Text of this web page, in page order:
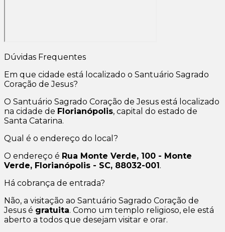
Dúvidas Frequentes
Em que cidade está localizado o Santuário Sagrado
Coração de Jesus?
O Santuário Sagrado Coração de Jesus está localizado
na cidade de Florianópolis, capital do estado de
Santa Catarina.
Qual é o endereço do local?
O endereço é Rua Monte Verde, 100 - Monte
Verde, Florianópolis - SC, 88032-001 .
Há cobrança de entrada?
Não, a visitação ao Santuário Sagrado Coração de
Jesus é gratuita. Como um templo religioso, ele está
aberto a todos que desejam visitar e orar.